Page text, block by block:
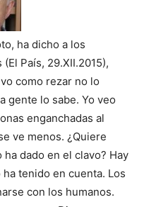
ha dicho a los
País, 29.XII.2015),
como rezar no lo
gente lo sabe. Yo veo
enganchadas al
ve menos. ¿Quiere
dado en el clavo? Hay
tenido en cuenta. Los
con los humanos.